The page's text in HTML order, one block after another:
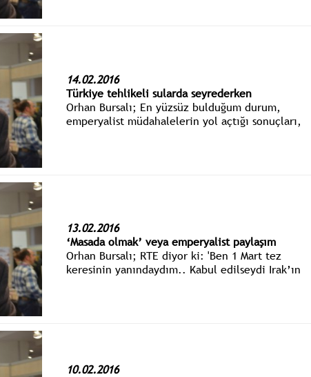
14.02.2016
Türkiye tehlikeli sularda seyrederken
Orhan Bursalı; En yüzsüz bulduğum durum,
emperyalist müdahalelerin yol açtığı sonuçları,
13.02.2016
‘Masada olmak’ veya emperyalist paylaşım
Orhan Bursalı; RTE diyor ki: 'Ben 1 Mart tez
keresinin yanındaydım.. Kabul edilseydi Irak’ın
10.02.2016